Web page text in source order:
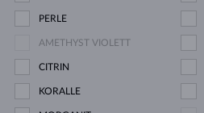
PERLE
AMETHYST VIOLETT
CITRIN
KORALLE